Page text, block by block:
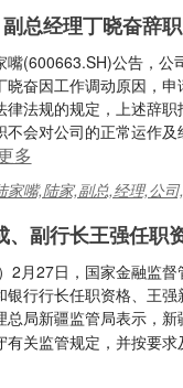
总经理丁晓奋辞职
(600663.SH)公告，公
奋因工作调动原因，
法规的规定，上述辞
不会对公司的正常运作
多
家嘴,陆家,副总,经理,公
、副行长王强任职
2月27日，国家金融监
行行长任职资格、王
局新疆监管局表示，
关监管规定，并按要